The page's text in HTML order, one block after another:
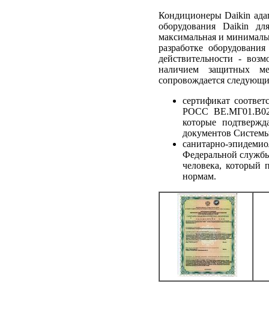
Кондиционеры Daikin
оборудования Daikin
максимальная и
разработке
действительности -
наличием защитных
сопровождается
сертификат
РОСС
которые
документов
санитарно-
Федеральной
человека, который
нормам.